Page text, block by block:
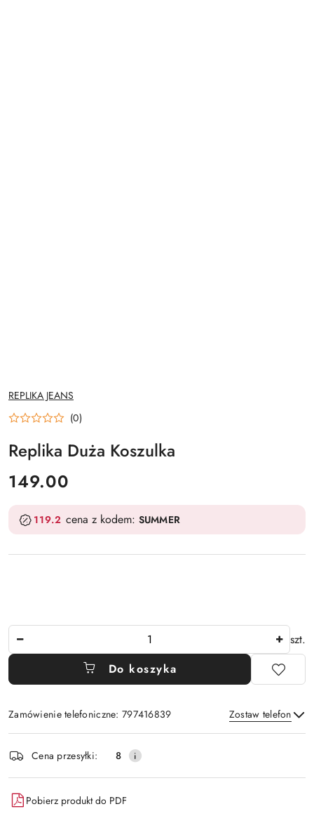
NAZWA
PRODUCENTA:
REPLIKA JEANS
(0)
Replika Duża Koszulka
cena:
149.00
119.2 cena z kodem: SUMMER
szt.
Do koszyka
Zamówienie telefoniczne: 797416839 Zostaw telefon
Wyślij
i
dostawa
Cena przesyłki: 8
Pobierz produkt do PDF